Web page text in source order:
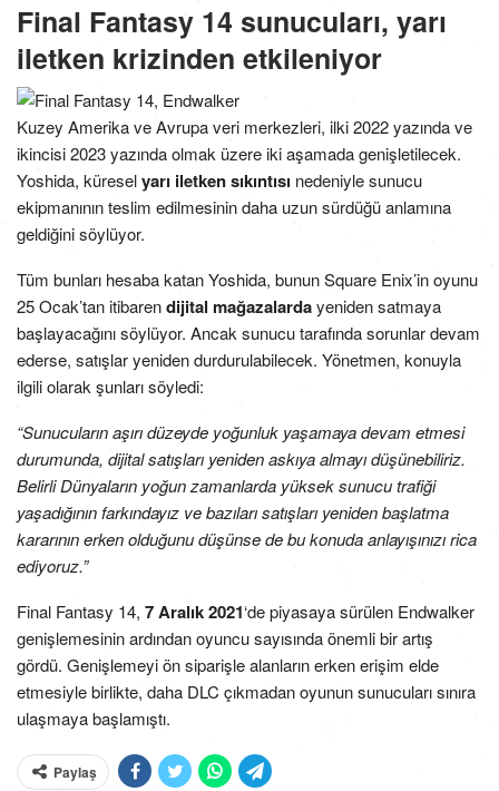
Final Fantasy 14 sunucuları, yarı
iletken krizinden etkileniyor
Kuzey Amerika ve Avrupa veri merkezleri, ilki 2022 yazında ve
ikincisi 2023 yazında olmak üzere iki aşamada genişletilecek.
Yoshida, küreselyarı iletken sıkıntısı nedeniyle sunucu
ekipmanının teslim edilmesinin daha uzun sürdüğü anlamına
geldiğini söylüyor.
Tüm bunları hesaba katan Yoshida, bunun Square Enix’in oyunu
25 Ocak’tan itibarendijital mağazalardayeniden satmaya
başlayacağını söylüyor. Ancak sunucu tarafında sorunlar devam
ederse, satışlar yeniden durdurulabilecek. Yönetmen, konuyla
ilgili olarak şunları söyledi:
“Sunucuların aşırı düzeyde yoğunluk yaşamaya devam etmesi
durumunda, dijital satışları yeniden askıya almayı düşünebiliriz.
Belirli Dünyaların yoğun zamanlarda yüksek sunucu trafiği
yaşadığının farkındayız ve bazıları satışları yeniden başlatma
kararının erken olduğunu düşünse de bu konuda anlayışınızı rica
ediyoruz.”
Final Fantasy 14, 7 Aralık 2021‘de piyasaya sürülen Endwalker
genişlemesinin ardından oyuncu sayısında önemli bir artış
gördü. Genişlemeyi ön siparişle alanların erken erişim elde
etmesiyle birlikte, daha DLC çıkmadan oyunun sunucuları sınıra
ulaşmaya başlamıştı.
Paylaş